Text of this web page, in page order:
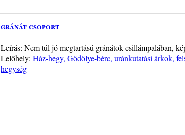
gránát csoport
Leírás: Nem túl jó megtartású gránátok csillámpalában,
Lelőhely: Ház-hegy, Gödölye-bérc, uránkutatási árkok,
hegység